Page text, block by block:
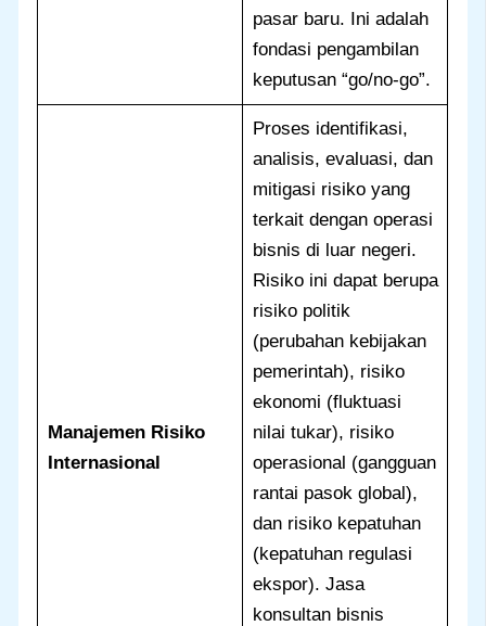
pasar baru. Ini adalah
fondasi pengambilan
keputusan “go/no-go”.
Manajemen Risiko
Internasional
Proses identifikasi,
analisis, evaluasi, dan
mitigasi risiko yang
terkait dengan operasi
bisnis di luar negeri.
Risiko ini dapat berupa
risiko politik
(perubahan kebijakan
pemerintah), risiko
ekonomi (fluktuasi
nilai tukar), risiko
operasional (gangguan
rantai pasok global),
dan risiko kepatuhan
(kepatuhan regulasi
ekspor). Jasa
konsultan bisnis